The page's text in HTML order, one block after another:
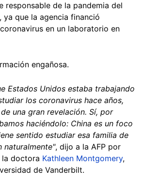
responsable de la pandemia del
ya que la agencia financió
en un laboratorio en
engañosa.
Estados Unidos estaba trabajando
los coronavirus hace años,
una gran revelación. Sí, por
haciéndolo: China es un foco
sentido estudiar esa familia de
naturalmente", dijo a la AFP por
doctora Kathleen Montgomery,
de Vanderbilt.